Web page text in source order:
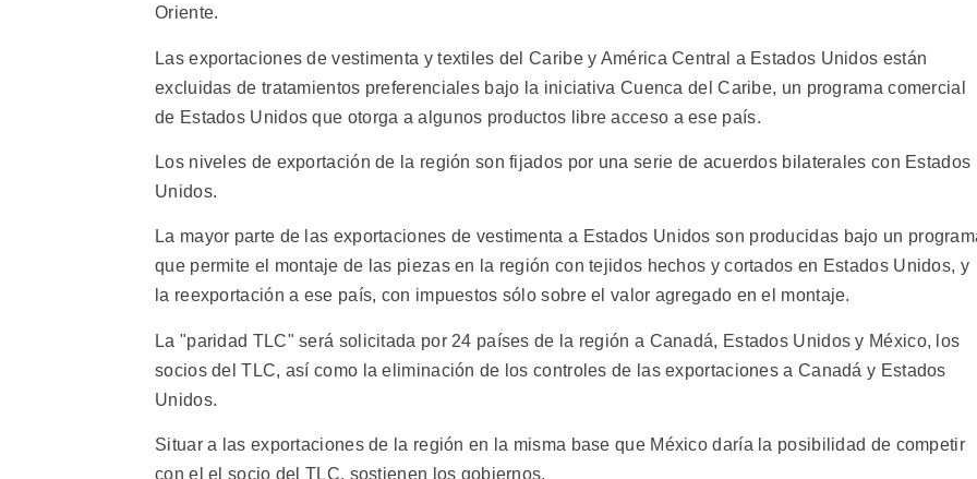
Oriente.
Las exportaciones de vestimenta y textiles del Caribe y América Central a Estados Unidos están
excluidas de tratamientos preferenciales bajo la iniciativa Cuenca del Caribe, un programa comercial
de Estados Unidos que otorga a algunos productos libre acceso a ese país.
Los niveles de exportación de la región son fijados por una serie de acuerdos bilaterales con Estados
Unidos.
La mayor parte de las exportaciones de vestimenta a Estados Unidos son producidas bajo un
que permite el montaje de las piezas en la región con tejidos hechos y cortados en Estados Unidos, y
la reexportación a ese país, con impuestos sólo sobre el valor agregado en el montaje.
La "paridad TLC" será solicitada por 24 países de la región a Canadá, Estados Unidos y México, los
socios del TLC, así como la eliminación de los controles de las exportaciones a Canadá y Estados
Unidos.
Situar a las exportaciones de la región en la misma base que México daría la posibilidad de competir
con el el socio del TLC, sostienen los gobiernos.